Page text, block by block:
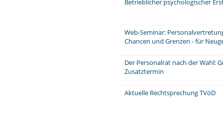
Betrieblicher psychologischer
Web-Seminar:
Chancen und Grenzen - für
Der Personalrat nach der Wahl:
Zusatztermin
Aktuelle Rechtsprechung TVöD